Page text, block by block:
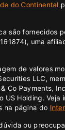
do Continental
são fornecidos
uma
de valores
LLC,
Co Payments,
US Holding. Veja
na página do
ou